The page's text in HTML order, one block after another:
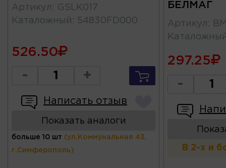
Артикул : GSLK017
Каталожный : 54830FD000
526.50
- +
Написать отзыв
Показать аналоги
больше 10 шт (ул.Коммунальная 43,
г.Симферополь)
БЕЛМАГ
Артикул :
297.25
-
В 2-х и